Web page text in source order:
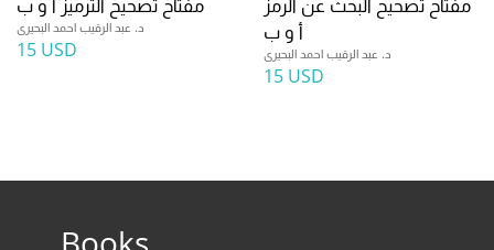
مفتاح تصحيح الترميز أ و ب
د. عبد الرقيب احمد البحيرى
15 USD
مفتاح تصحيح البحث عن الرمز
أ و ب
د. عبد الرقيب احمد البحيرى
15 USD